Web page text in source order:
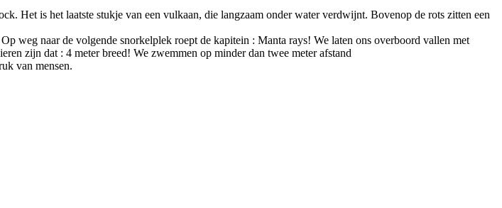
Het is het laatste stukje van een vulkaan, die langzaam onder water verdwijnt. Bovenop de rots zitten een
weg naar de volgende snorkelplek roept de kapitein : Manta rays! We laten ons overboord vallen met
zijn dat : 4 meter breed! We zwemmen op minder dan twee meter afstand
van mensen.